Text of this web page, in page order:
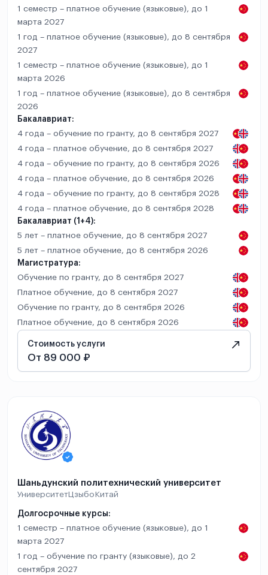
1 семестр – платное обучение (языковые), до 1
марта 2027
1 год – платное обучение (языковые), до 8 сентября
2027
1 семестр – платное обучение (языковые), до 1
марта 2026
1 год – платное обучение (языковые), до 8 сентября
2026
Бакалавриат:
4 года – обучение по гранту, до 8 сентября 2027
4 года – платное обучение, до 8 сентября 2027
4 года – обучение по гранту, до 8 сентября 2026
4 года – платное обучение, до 8 сентября 2026
4 года – обучение по гранту, до 8 сентября 2028
4 года – платное обучение, до 8 сентября 2028
Бакалавриат (1+4):
5 лет – платное обучение, до 8 сентября 2027
5 лет – платное обучение, до 8 сентября 2026
Магистратура:
Обучение по гранту, до 8 сентября 2027
Платное обучение, до 8 сентября 2027
Обучение по гранту, до 8 сентября 2026
Платное обучение, до 8 сентября 2026
Стоимость услуги
От 89 000 ₽
Шаньдунский политехнический университет
УниверситетЦзыбо Китай
Долгосрочные курсы:
1 семестр – платное обучение (языковые), до 1
марта 2027
1 год – обучение по гранту (языковые), до 2
сентября 2027